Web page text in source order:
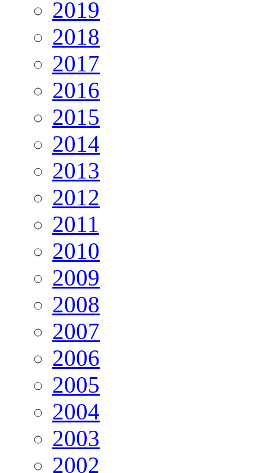
2019
2018
2017
2016
2015
2014
2013
2012
2011
2010
2009
2008
2007
2006
2005
2004
2003
2002